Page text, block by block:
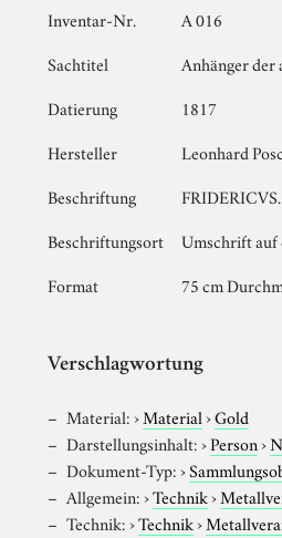
Inventar-Nr.
A 016
Sachtitel
Anhänger
Datierung
1817
Hersteller
Leonhard
Beschriftung
Beschriftungsort
Umschrift auf
Format
75 cm
Verschlagwortung
Material:›Material›Gold
Darstellungsinhalt:›Person›
Dokument-Typ:›
Allgemein:›Technik›
Technik:›Technik›